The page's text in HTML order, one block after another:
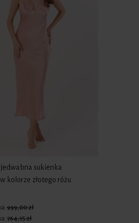
jedwabna sukienka
kolorze złotego różu
999,00 zł
764,15 zł